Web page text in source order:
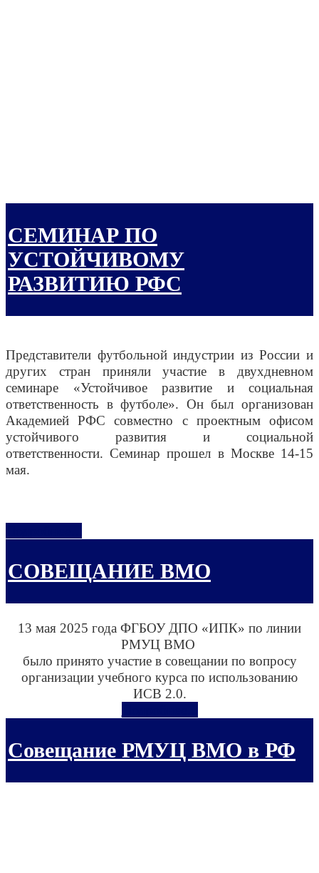
СЕМИНАР ПО
УСТОЙЧИВОМУ
РАЗВИТИЮ РФС
Представители футбольной индустрии из России и
других стран приняли участие в двухдневном
семинаре «Устойчивое развитие и социальная
ответственность в футболе». Он был организован
Академией РФС совместно с проектным офисом
устойчивого развития и социальной
ответственности. Семинар прошел в Москве 14-15
мая.
СОВЕЩАНИЕ ВМО
13 мая 2025 года ФГБОУ ДПО «ИПК» по линии
РМУЦ ВМО
было принято участие в совещании по вопросу
организации учебного курса по использованию
ИСВ 2.0.
Совещание РМУЦ ВМО в РФ